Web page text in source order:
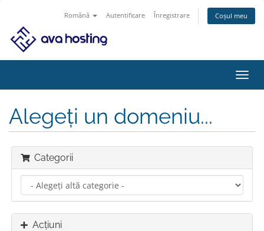
Română Autentificare Înregistrare Coșul meu
Alegeți un domeniu...
Categorii
Acțiuni